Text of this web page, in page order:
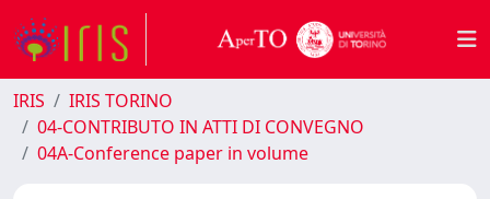
IRIS
IRIS TORINO
04-CONTRIBUTO IN ATTI DI CONVEGNO
04A-Conference paper in volume